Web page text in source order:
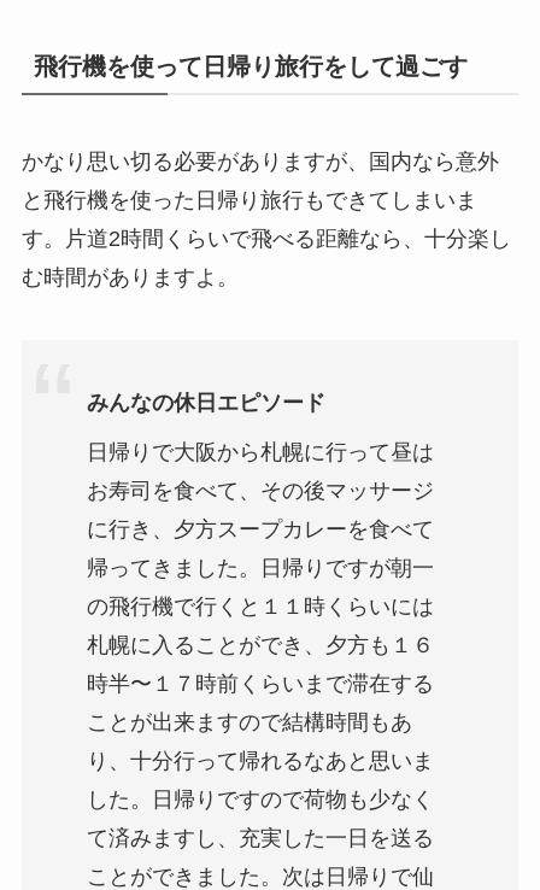
飛行機を使って日帰り旅行をして過ごす
かなり思い切る必要がありますが、国内なら意外
と飛行機を使った日帰り旅行もできてしまいま
す。片道2時間くらいで飛べる距離なら、十分楽し
む時間がありますよ。
みんなの休日エピソード
日帰りで大阪から札幌に行って昼は
お寿司を食べて、その後マッサージ
に行き、夕方スープカレーを食べて
帰ってきました。日帰りですが朝一
の飛行機で行くと１１時くらいには
札幌に入ることができ、夕方も１６
時半〜１７時前くらいまで滞在する
ことが出来ますので結構時間もあ
り、十分行って帰れるなあと思いま
した。日帰りですので荷物も少なく
て済みますし、充実した一日を送る
ことができました。次は日帰りで仙